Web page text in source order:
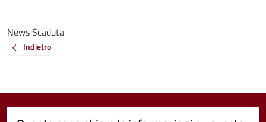
News Scaduta
Indietro